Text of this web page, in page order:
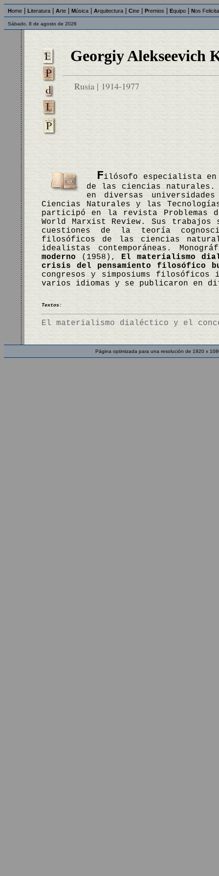
Home Literatura Arte Música Arquitectura Cine Premios Equipo Nos
Sábado, 8 de agosto de 2026
Georgiy Alekseevich
Rusia | 1914-1977
Filósofo especialista
de las ciencias naturales.
en diversas
Ciencias Naturales y las
participó en la revista Problemas
World Marxist Review. Sus
cuestiones de la teoría
filosóficos de las ciencias
idealistas contemporáneas.
moderno (1958), El materialismo
crisis del pensamiento filosófico
congresos y simposiums
varios idiomas y se publicaron en
Textos:
El materialismo dialéctico y el
Página optimizada para una resolución de 1920 x